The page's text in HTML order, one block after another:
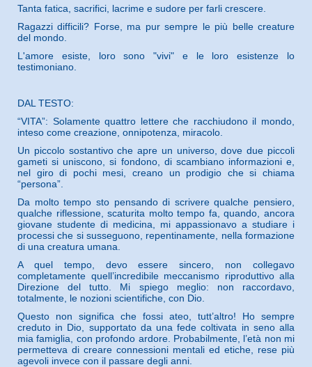
Tanta fatica, sacrifici, lacrime e sudore per farli crescere.
Ragazzi difficili? Forse, ma pur sempre le più belle creature
del mondo.
L'amore esiste, loro sono "vivi" e le loro esistenze lo
testimoniano.
DAL TESTO:
“VITA”: Solamente quattro lettere che racchiudono il mondo,
inteso come creazione, onnipotenza, miracolo.
Un piccolo sostantivo che apre un universo, dove due piccoli
gameti si uniscono, si fondono, di scambiano informazioni e,
nel giro di pochi mesi, creano un prodigio che si chiama
“persona”.
Da molto tempo sto pensando di scrivere qualche pensiero,
qualche riflessione, scaturita molto tempo fa, quando, ancora
giovane studente di medicina, mi appassionavo a studiare i
processi che si susseguono, repentinamente, nella formazione
di una creatura umana.
A quel tempo, devo essere sincero, non collegavo
completamente quell’incredibile meccanismo riproduttivo alla
Direzione del tutto. Mi spiego meglio: non raccordavo,
totalmente, le nozioni scientifiche, con Dio.
Questo non significa che fossi ateo, tutt’altro! Ho sempre
creduto in Dio, supportato da una fede coltivata in seno alla
mia famiglia, con profondo ardore. Probabilmente, l’età non mi
permetteva di creare connessioni mentali ed etiche, rese più
agevoli invece con il passare degli anni.